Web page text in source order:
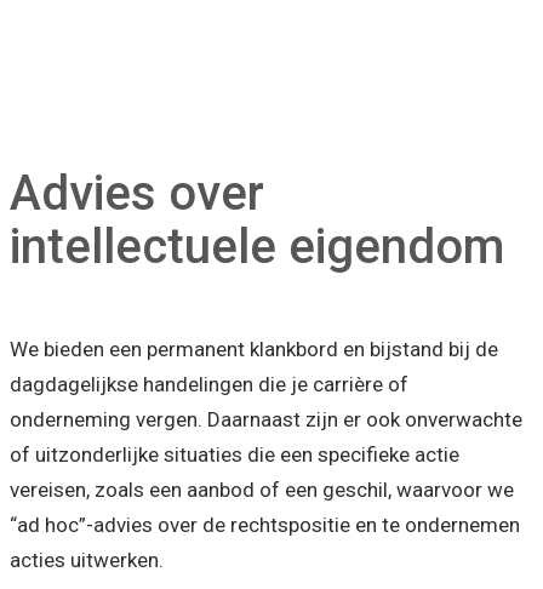
Advies over
intellectuele eigendom
We bieden een permanent klankbord en bijstand bij de
dagdagelijkse handelingen die je carrière of
onderneming vergen. Daarnaast zijn er ook onverwachte
of uitzonderlijke situaties die een specifieke actie
vereisen, zoals een aanbod of een geschil, waarvoor we
“ad hoc”-advies over de rechtspositie en te ondernemen
acties uitwerken.